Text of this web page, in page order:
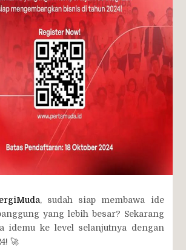
, sudah siap membawa ide
yang lebih besar? Sekarang
idemu ke level selanjutnya dengan
🚀